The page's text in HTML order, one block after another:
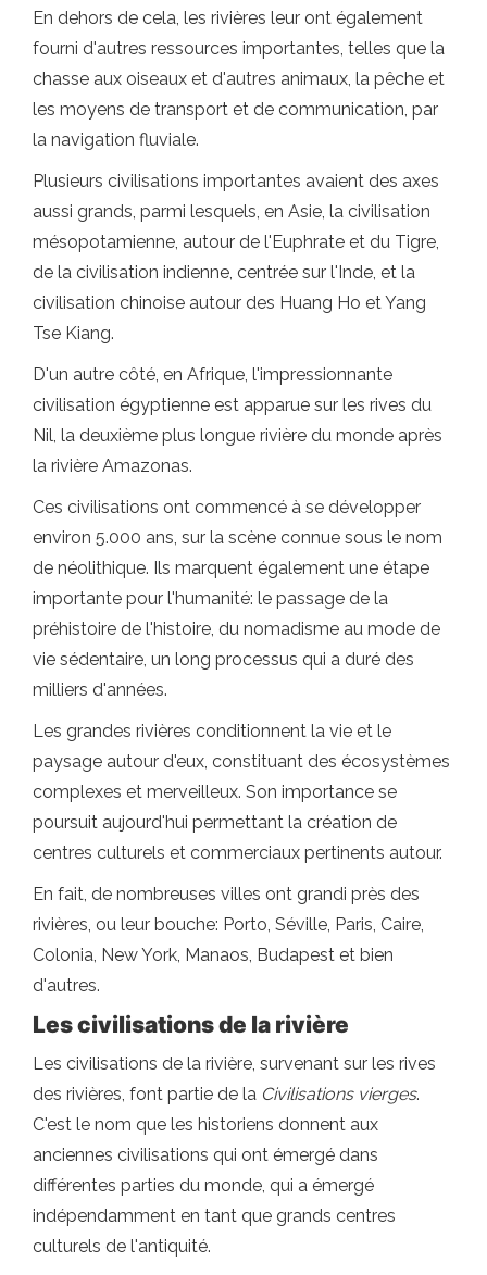
En dehors de cela, les rivières leur ont également
fourni d'autres ressources importantes, telles que la
chasse aux oiseaux et d'autres animaux, la pêche et
les moyens de transport et de communication, par
la navigation fluviale.
Plusieurs civilisations importantes avaient des axes
aussi grands, parmi lesquels, en Asie, la civilisation
mésopotamienne, autour de l'Euphrate et du Tigre,
de la civilisation indienne, centrée sur l'Inde, et la
civilisation chinoise autour des Huang Ho et Yang
Tse Kiang.
D'un autre côté, en Afrique, l'impressionnante
civilisation égyptienne est apparue sur les rives du
Nil, la deuxième plus longue rivière du monde après
la rivière Amazonas.
Ces civilisations ont commencé à se développer
environ 5.000 ans, sur la scène connue sous le nom
de néolithique. Ils marquent également une étape
importante pour l'humanité: le passage de la
préhistoire de l'histoire, du nomadisme au mode de
vie sédentaire, un long processus qui a duré des
milliers d'années.
Les grandes rivières conditionnent la vie et le
paysage autour d'eux, constituant des écosystèmes
complexes et merveilleux. Son importance se
poursuit aujourd'hui permettant la création de
centres culturels et commerciaux pertinents autour.
En fait, de nombreuses villes ont grandi près des
rivières, ou leur bouche: Porto, Séville, Paris, Caire,
Colonia, New York, Manaos, Budapest et bien
d'autres.
Les civilisations de la rivière
Les civilisations de la rivière, survenant sur les rives
des rivières, font partie de la Civilisations vierges.
C'est le nom que les historiens donnent aux
anciennes civilisations qui ont émergé dans
différentes parties du monde, qui a émergé
indépendamment en tant que grands centres
culturels de l'antiquité.